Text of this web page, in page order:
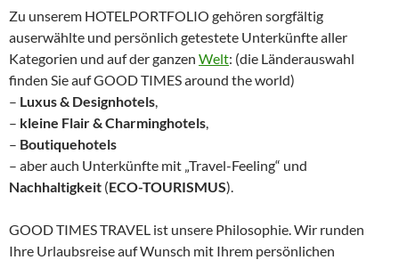
Zu unserem HOTELPORTFOLIO gehören sorgfältig
auserwählte und persönlich getestete Unterkünfte aller
Kategorien und auf der ganzen Welt: (die Länderauswahl
finden Sie auf GOOD TIMES around the world)
– Luxus & Designhotels,
– kleine Flair & Charminghotels,
– Boutiquehotels
– aber auch Unterkünfte mit „Travel-Feeling“ und
Nachhaltigkeit (ECO-TOURISMUS).
GOOD TIMES TRAVEL ist unsere Philosophie. Wir runden
Ihre Urlaubsreise auf Wunsch mit Ihrem persönlichen